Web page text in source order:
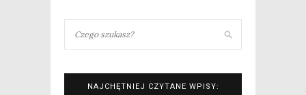
NAJCHĘTNIEJ CZYTANE WPISY: